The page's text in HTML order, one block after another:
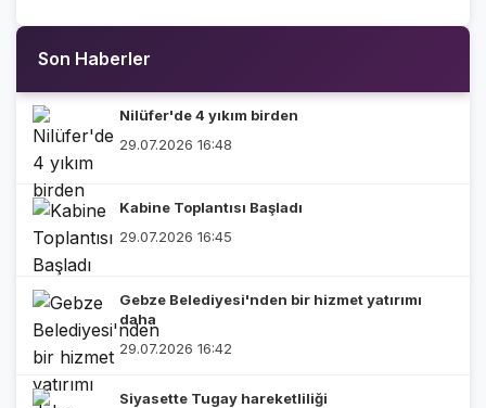
Son Haberler
Nilüfer'de 4 yıkım birden
29.07.2026 16:48
Kabine Toplantısı Başladı
29.07.2026 16:45
Gebze Belediyesi'nden bir hizmet yatırımı
daha
29.07.2026 16:42
Siyasette Tugay hareketliliği